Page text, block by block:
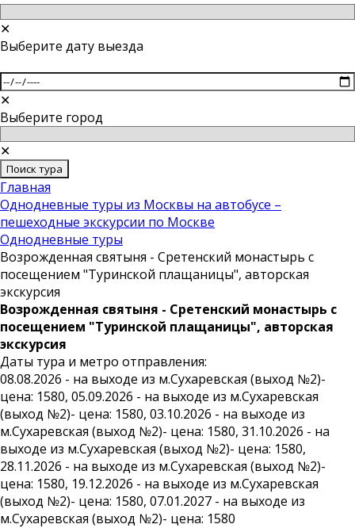
✕
Выберите дату выезда
✕
Выберите город
✕
Поиск тура
Главная
Однодневные туры из Москвы на автобусе –
пешеходные экскурсии по Москве
Однодневные туры
Возрожденная святыня - Сретенский монастырь с
посещением "Туринской плащаницы", авторская
экскурсия
Возрожденная святыня - Сретенский монастырь с
посещением "Туринской плащаницы", авторская
экскурсия
Даты тура и метро отправления:
08.08.2026 - на выходе из м.Сухаревская (выход №2)-
цена: 1580, 05.09.2026 - на выходе из м.Сухаревская
(выход №2)- цена: 1580, 03.10.2026 - на выходе из
м.Сухаревская (выход №2)- цена: 1580, 31.10.2026 - на
выходе из м.Сухаревская (выход №2)- цена: 1580,
28.11.2026 - на выходе из м.Сухаревская (выход №2)-
цена: 1580, 19.12.2026 - на выходе из м.Сухаревская
(выход №2)- цена: 1580, 07.01.2027 - на выходе из
м.Сухаревская (выход №2)- цена: 1580